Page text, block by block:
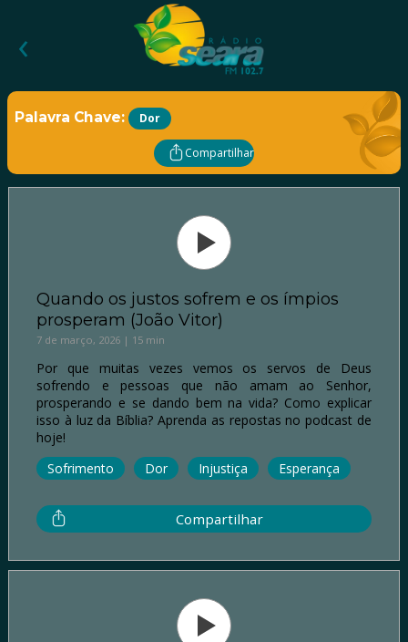
‹
Palavra Chave: Dor
Compartilhar
Quando os justos sofrem e os ímpios
prosperam (João Vitor)
7 de março, 2026 | 15 min
Por que muitas vezes vemos os servos de Deus
sofrendo e pessoas que não amam ao Senhor,
prosperando e se dando bem na vida? Como explicar
isso à luz da Bíblia? Aprenda as repostas no podcast de
hoje!
Sofrimento
Dor Injustiça Esperança
Compartilhar